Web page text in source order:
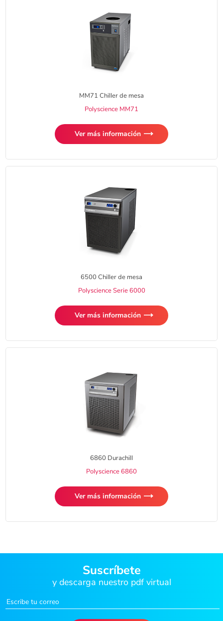
MM71 Chiller de mesa
Polyscience MM71
Ver más información
6500 Chiller de mesa
Polyscience Serie 6000
Ver más información
6860 Durachill
Polyscience 6860
Ver más información
Suscríbete
y descarga nuestro pdf virtual